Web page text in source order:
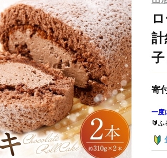
寄
一度
🔰ふ